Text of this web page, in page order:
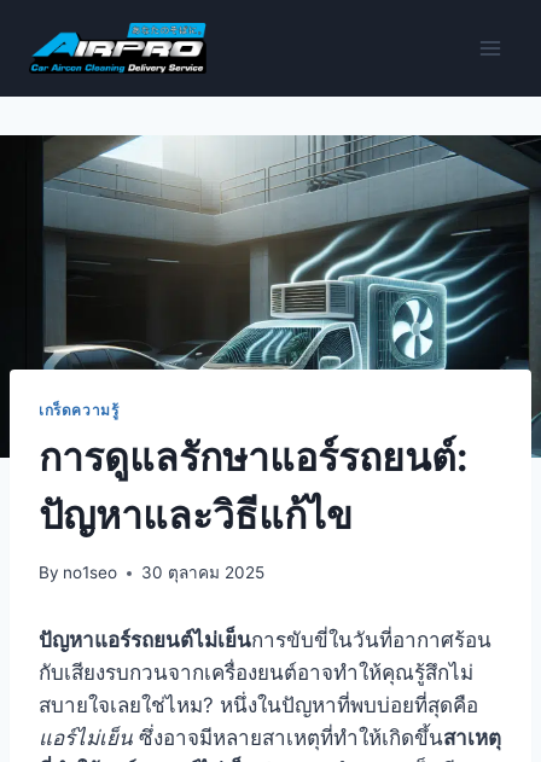
เกร็ดความรู้
การดูแลรักษาแอร์รถยนต์:
ปัญหาและวิธีแก้ไข
By no1seo 30 ตุลาคม 2025
ปัญหาแอร์รถยนต์ไม่เย็นการขับขี่ในวันที่อากาศร้อน
กับเสียงรบกวนจากเครื่องยนต์อาจทำให้คุณรู้สึกไม่
สบายใจเลยใช่ไหม? หนึ่งในปัญหาที่พบบ่อยที่สุดคือ
แอร์ไม่เย็น ซึ่งอาจมีหลายสาเหตุที่ทำให้เกิดขึ้นสาเหตุ